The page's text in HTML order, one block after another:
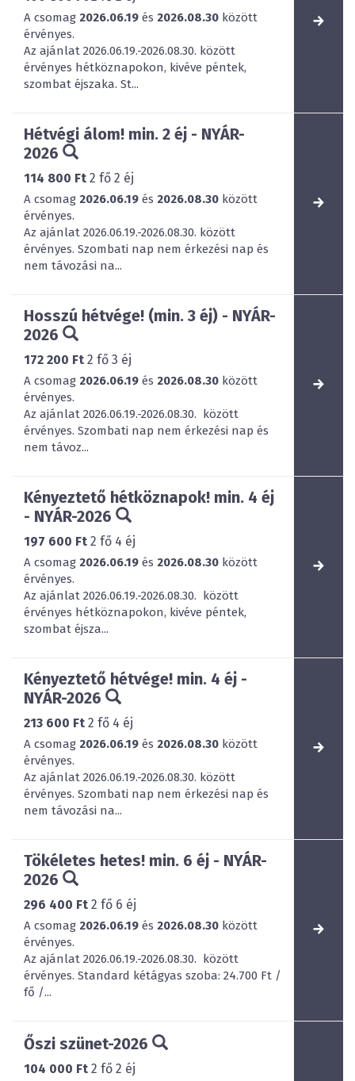
A csomag 2026.06.19 és 2026.08.30 között
érvényes.
Az ajánlat 2026.06.19.-2026.08.30. között
érvényes hétköznapokon, kivéve péntek,
szombat éjszaka. St...
Hétvégi álom! min. 2 éj - NYÁR-
2026
114 800 Ft 2 fő 2 éj
A csomag 2026.06.19 és 2026.08.30 között
érvényes.
Az ajánlat 2026.06.19.-2026.08.30. között
érvényes. Szombati nap nem érkezési nap és
nem távozási na...
Hosszú hétvége! (min. 3 éj) - NYÁR-
2026
172 200 Ft 2 fő 3 éj
A csomag 2026.06.19 és 2026.08.30 között
érvényes.
Az ajánlat 2026.06.19.-2026.08.30. között
érvényes. Szombati nap nem érkezési nap és
nem távoz...
Kényeztető hétköznapok! min. 4 éj
- NYÁR-2026
197 600 Ft 2 fő 4 éj
A csomag 2026.06.19 és 2026.08.30 között
érvényes.
Az ajánlat 2026.06.19.-2026.08.30. között
érvényes hétköznapokon, kivéve péntek,
szombat éjsza...
Kényeztető hétvége! min. 4 éj -
NYÁR-2026
213 600 Ft 2 fő 4 éj
A csomag 2026.06.19 és 2026.08.30 között
érvényes.
Az ajánlat 2026.06.19.-2026.08.30. között
érvényes. Szombati nap nem érkezési nap és
nem távozási na...
Tökéletes hetes! min. 6 éj - NYÁR-
2026
296 400 Ft 2 fő 6 éj
A csomag 2026.06.19 és 2026.08.30 között
érvényes.
Az ajánlat 2026.06.19.-2026.08.30. között
érvényes. Standard kétágyas szoba: 24.700 Ft /
fő /...
Őszi szünet-2026
104 000 Ft 2 fő 2 éj